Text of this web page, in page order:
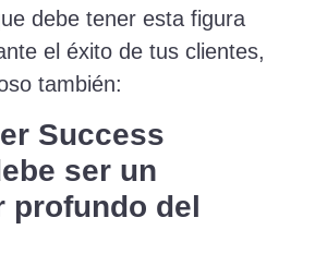
debe tener esta figura
el éxito de tus clientes,
también:
Success
ser un
profundo del